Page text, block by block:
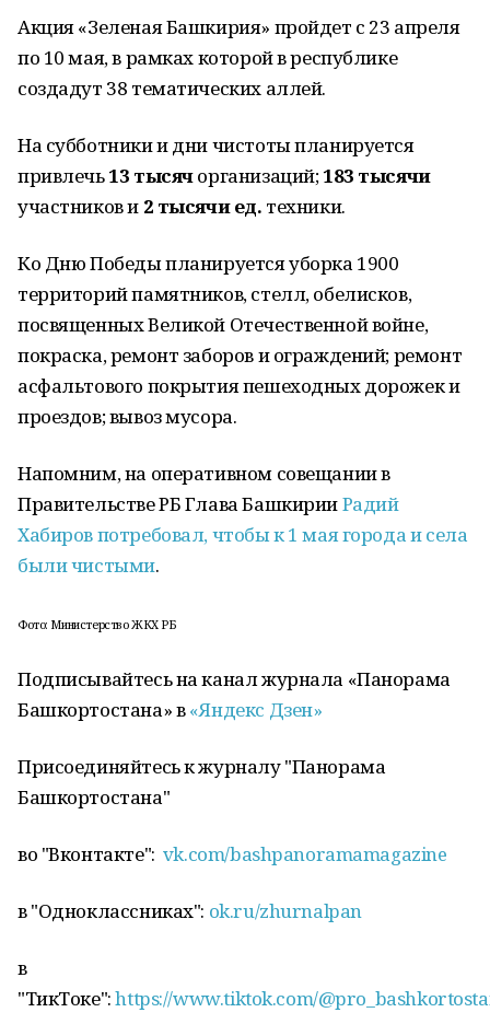
Акция «Зеленая Башкирия» пройдет с 23 апреля
по 10 мая, в рамках которой в республике
создадут 38 тематических аллей.
На субботники и дни чистоты планируется
привлечь13 тысячорганизаций;183 тысячи
участников и 2 тысячи ед. техники.
Ко Дню Победы планируется уборка 1900
территорий памятников, стелл, обелисков,
посвященных Великой Отечественной войне,
покраска, ремонт заборов и ограждений; ремонт
асфальтового покрытия пешеходных дорожек и
проездов; вывоз мусора.
Напомним, на оперативном совещании в
Правительстве РБ Глава БашкирииРадий
Хабиров потребовал, чтобы к 1 мая города и села
были чистыми.
Фото: Министерство ЖКХ РБ
Подписывайтесь на канал журнала «Панорама
Башкортостана» в«Яндекс Дзен»
Присоединяйтесь к журналу "Панорама
Башкортостана"
во "Вконтакте": vk.com/bashpanoramamagazine
в "Одноклассниках": ok.ru/zhurnalpan
в
"ТикТоке":https://www.tiktok.com/